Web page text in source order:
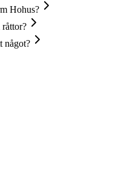
Hohus?
råttor?
något?